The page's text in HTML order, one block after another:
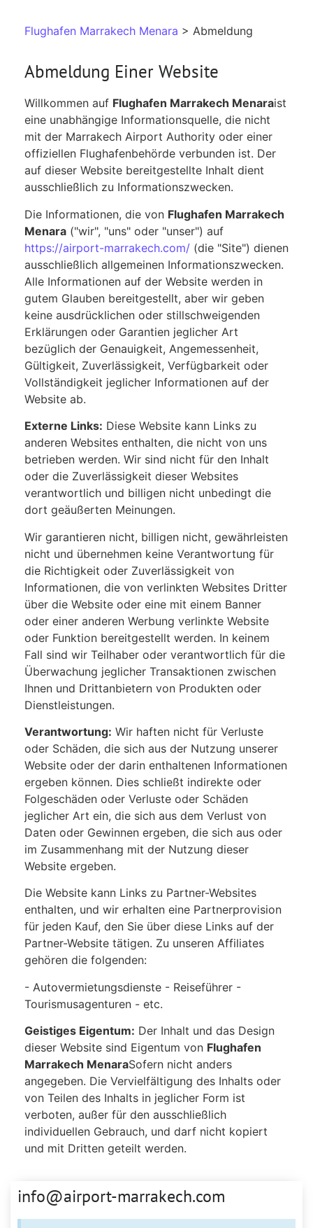
Flughafen Marrakech Menara > Abmeldung
Abmeldung Einer Website
Willkommen auf Flughafen Marrakech Menaraist
eine unabhängige Informationsquelle, die nicht
mit der Marrakech Airport Authority oder einer
offiziellen Flughafenbehörde verbunden ist. Der
auf dieser Website bereitgestellte Inhalt dient
ausschließlich zu Informationszwecken.
Die Informationen, die von Flughafen Marrakech
Menara ("wir", "uns" oder "unser") auf
https://airport-marrakech.com/ (die "Site") dienen
ausschließlich allgemeinen Informationszwecken.
Alle Informationen auf der Website werden in
gutem Glauben bereitgestellt, aber wir geben
keine ausdrücklichen oder stillschweigenden
Erklärungen oder Garantien jeglicher Art
bezüglich der Genauigkeit, Angemessenheit,
Gültigkeit, Zuverlässigkeit, Verfügbarkeit oder
Vollständigkeit jeglicher Informationen auf der
Website ab.
Externe Links: Diese Website kann Links zu
anderen Websites enthalten, die nicht von uns
betrieben werden. Wir sind nicht für den Inhalt
oder die Zuverlässigkeit dieser Websites
verantwortlich und billigen nicht unbedingt die
dort geäußerten Meinungen.
Wir garantieren nicht, billigen nicht, gewährleisten
nicht und übernehmen keine Verantwortung für
die Richtigkeit oder Zuverlässigkeit von
Informationen, die von verlinkten Websites Dritter
über die Website oder eine mit einem Banner
oder einer anderen Werbung verlinkte Website
oder Funktion bereitgestellt werden. In keinem
Fall sind wir Teilhaber oder verantwortlich für die
Überwachung jeglicher Transaktionen zwischen
Ihnen und Drittanbietern von Produkten oder
Dienstleistungen.
Verantwortung: Wir haften nicht für Verluste
oder Schäden, die sich aus der Nutzung unserer
Website oder der darin enthaltenen Informationen
ergeben können. Dies schließt indirekte oder
Folgeschäden oder Verluste oder Schäden
jeglicher Art ein, die sich aus dem Verlust von
Daten oder Gewinnen ergeben, die sich aus oder
im Zusammenhang mit der Nutzung dieser
Website ergeben.
Die Website kann Links zu Partner-Websites
enthalten, und wir erhalten eine Partnerprovision
für jeden Kauf, den Sie über diese Links auf der
Partner-Website tätigen. Zu unseren Affiliates
gehören die folgenden:
- Autovermietungsdienste - Reiseführer -
Tourismusagenturen - etc.
Geistiges Eigentum: Der Inhalt und das Design
dieser Website sind Eigentum von Flughafen
Marrakech MenaraSofern nicht anders
angegeben. Die Vervielfältigung des Inhalts oder
von Teilen des Inhalts in jeglicher Form ist
verboten, außer für den ausschließlich
individuellen Gebrauch, und darf nicht kopiert
und mit Dritten geteilt werden.
info@airport-marrakech.com